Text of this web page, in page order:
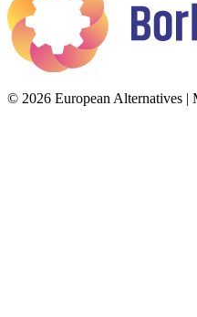
© 2026 European Alternatives |